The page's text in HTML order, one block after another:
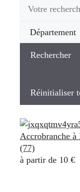
Rechercher
Réinitialiser
Accrobranche
(77)
à partir de 10 €